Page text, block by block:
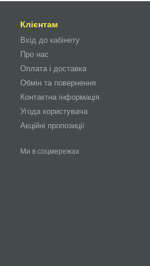
Клієнтам
Вхід до кабінету
Про нас
Оплата і доставка
Обмін та повернення
Контактна інформація
Угода користувача
Акційні пропозиції
Ми в соцмережах